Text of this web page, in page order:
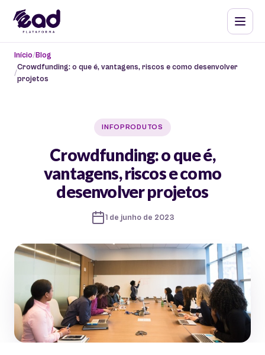
Início Blog
Crowdfunding: o que é, vantagens, riscos e como desenvolver
projetos
INFOPRODUTOS
Crowdfunding: o que é,
vantagens, riscos e como
desenvolver projetos
1 de junho de 2023